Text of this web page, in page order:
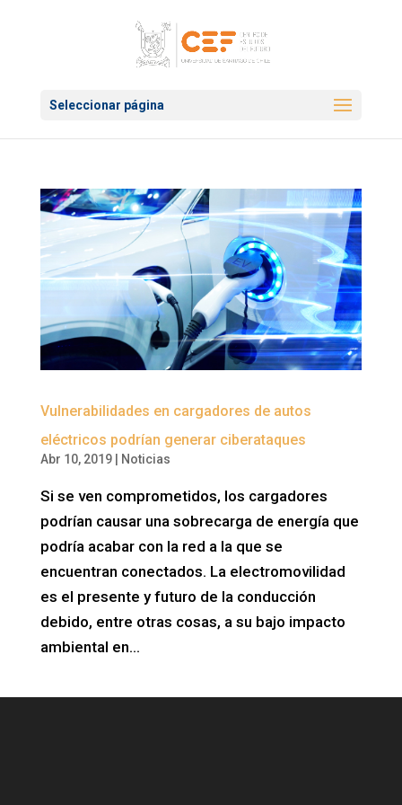
Seleccionar página
Vulnerabilidades en cargadores de autos
eléctricos podrían generar ciberataques
Abr 10, 2019| Noticias
Si se ven comprometidos, los cargadores
podrían causar una sobrecarga de energía que
podría acabar con la red a la que se
encuentran conectados. La electromovilidad
es el presente y futuro de la conducción
debido, entre otras cosas, a su bajo impacto
ambiental en...